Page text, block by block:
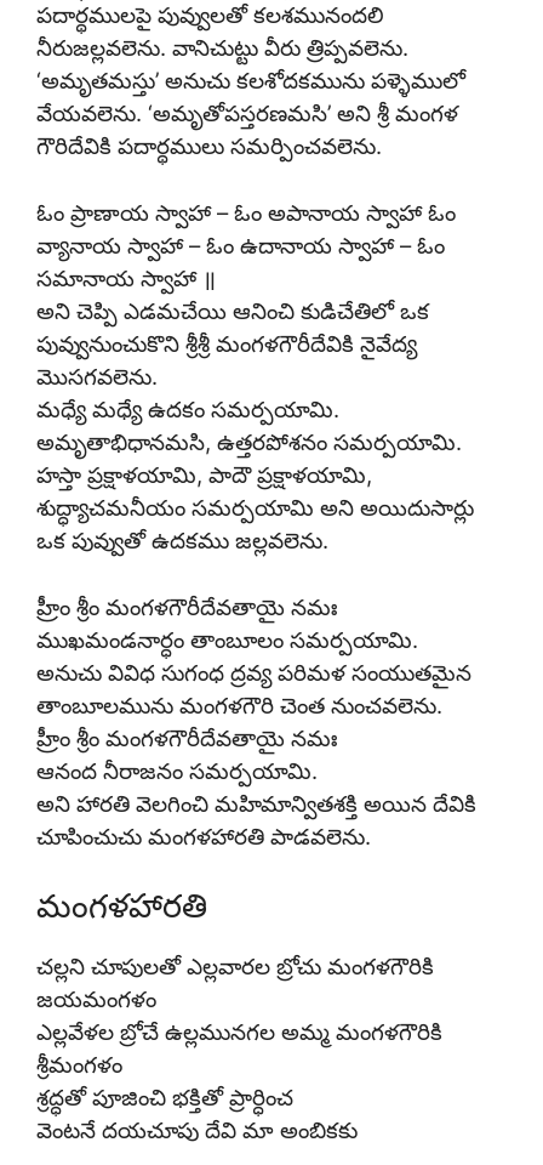
పదార్థములపై పువ్వులతో కలశమునందలి
నీరుజల్లవలెను. వానిచుట్టు వీరు త్రిప్పవలెను.
‘అమృతమస్తు’ అనుచు కలశోదకమును పళ్ళెములో
వేయవలెను. ‘అమృతోపస్తరణమసి’ అని శ్రీ మంగళ
గౌరిదేవికి పదార్థములు సమర్పించవలెను.
ఓం ప్రాణాయ స్వాహా – ఓం అపానాయ స్వాహా ఓం
వ్యానాయ స్వాహా – ఓం ఉదానాయ స్వాహా – ఓం
సమానాయ స్వాహా ॥
అని చెప్పి ఎడమచేయి ఆనించి కుడిచేతిలో ఒక
పువ్వునుంచుకొని శ్రీశ్రీ మంగళగౌరీదేవికి నైవేద్య
మొసగవలెను.
మధ్యే మధ్యే ఉదకం సమర్పయామి.
అమృతాభిధానమసి, ఉత్తరపోశనం సమర్పయామి.
హస్తా ప్రక్షాళయామి, పాదౌ ప్రక్షాళయామి,
శుద్ధ్యాచమనీయం సమర్పయామి అని అయిదుసార్లు
ఒక పువ్వుతో ఉదకము జల్లవలెను.
హ్రీం శ్రీం మంగళగౌరీదేవతాయై నమః
ముఖమండనార్ధం తాంబూలం సమర్పయామి.
అనుచు వివిధ సుగంధ ద్రవ్య పరిమళ సంయుతమైన
తాంబూలమును మంగళగౌరి చెంత నుంచవలెను.
హ్రీం శ్రీం మంగళగౌరీదేవతాయై నమః
ఆనంద నీరాజనం సమర్పయామి.
అని హారతి వెలగించి మహిమాన్వితశక్తి అయిన దేవికి
చూపించుచు మంగళహారతి పాడవలెను.
మంగళహారతి
చల్లని చూపులతో ఎల్లవారల బ్రోచు మంగళగౌరికి
జయమంగళం
ఎల్లవేళల బ్రోచే ఉల్లమునగల అమ్మ మంగళగౌరికి
శ్రీమంగళం
శ్రద్ధతో పూజించి భక్తితో ప్రార్ధించ
వెంటనే దయచూపు దేవి మా అంబికకు